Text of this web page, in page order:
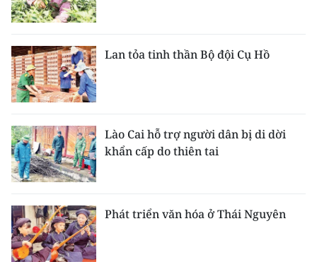
Lan tỏa tinh thần Bộ đội Cụ Hồ
Lào Cai hỗ trợ người dân bị di dời
khẩn cấp do thiên tai
Phát triển văn hóa ở Thái Nguyên